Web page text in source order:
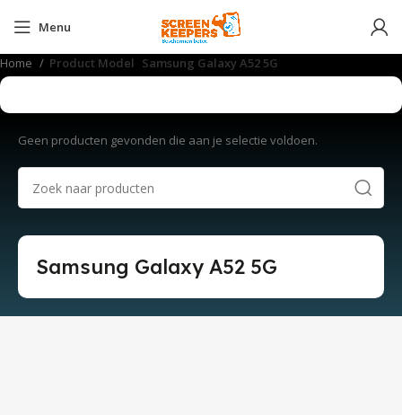
Menu
Home Product Model Samsung Galaxy A52 5G
Geen producten gevonden die aan je selectie voldoen.
Samsung Galaxy A52 5G